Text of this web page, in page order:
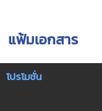
แฟ้มเอกสาร
โปรโมชั่น